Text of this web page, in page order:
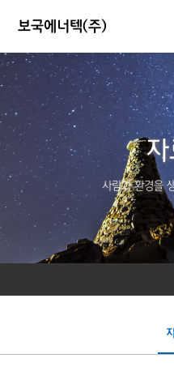
보국에너텍(주)
자
사람과 환경을